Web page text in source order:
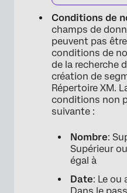
Conditions de
champs de
peuvent pas
conditions de
de la recherche
création de
Répertoire XM.
conditions non
suivante :
Nombre:
Supérieur
égal à
Date: Le ou
Dans le